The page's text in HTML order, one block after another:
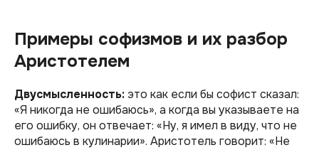
Примеры софизмов и их разбор
Аристотелем
Двусмысленность:это как если бы софист сказал:
«Я никогда не ошибаюсь», а когда вы указываете на
его ошибку, он отвечает: «Ну, я имел в виду, что не
ошибаюсь в кулинарии». Аристотель говорит: «Не